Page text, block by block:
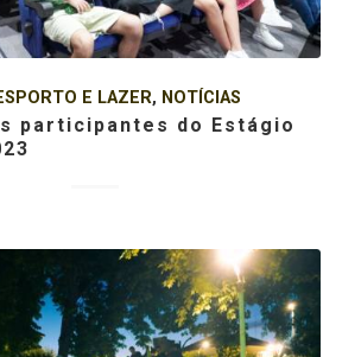
E LAZER, NOTÍCIAS
participantes do Estágio